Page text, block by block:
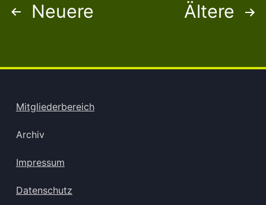
Seitennummerierung
Beiträge
Neuere Ältere
Mitgliederbereich
Archiv
Impressum
Datenschutz